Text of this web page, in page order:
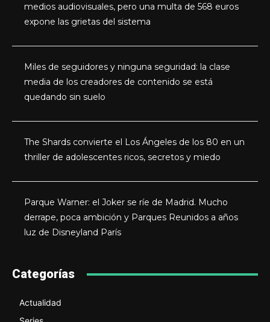
medios audiovisuales, pero una multa de 568 euros
expone las grietas del sistema
Miles de seguidores y ninguna seguridad: la clase
media de los creadores de contenido se está
quedando sin suelo
The Shards convierte el Los Ángeles de los 80 en un
thriller de adolescentes ricos, secretos y miedo
Parque Warner: el Joker se ríe de Madrid. Mucho
derrape, poca ambición y Parques Reunidos a años
luz de Disneyland París
Categorías
Actualidad